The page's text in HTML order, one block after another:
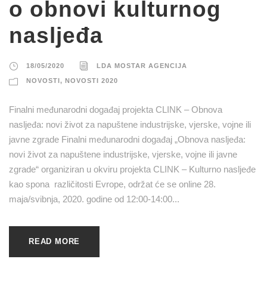
o obnovi kulturnog
nasljeđa
18/05/2020 LDA MOSTAR AGENCIJA
NOVOSTI, NOVOSTI 2020
Finalni međunarodni događaj projekta CLINK – Obnova
nasljeđa: novi život za napuštene industrijske, vjerske, vojne ili
javne zgrade Finalni međunarodni događaj „Obnova nasljeđa:
novi život za napuštene industrijske, vjerske, vojne ili javne
zgrade“ organiziran u okviru projekta CLINK – Kulturno nasljeđe
kao spona različitosti Evrope, održat će se online 28.
maja/svibnja, 2020. godine od 12:00-14:00...
READ MORE